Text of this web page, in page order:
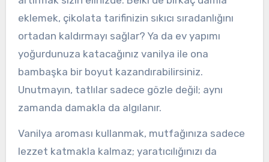
eklemek, çikolata tarifinizin sıkıcı sıradanlığını
ortadan kaldırmayı sağlar? Ya da ev yapımı
yoğurdunuza katacağınız vanilya ile ona
bambaşka bir boyut kazandırabilirsiniz.
Unutmayın, tatlılar sadece gözle değil; aynı
zamanda damakla da algılanır.
Vanilya aroması kullanmak, mutfağınıza sadece
lezzet katmakla kalmaz; yaratıcılığınızı da